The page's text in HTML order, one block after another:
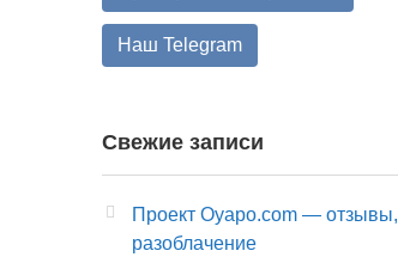
Наш Telegram
Свежие записи
Проект Oyapo.com — отзывы,
разоблачение